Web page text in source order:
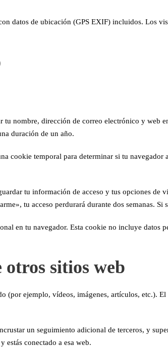
datos de ubicación (GPS EXIF) incluidos. Los
tu nombre, dirección de correo electrónico y web
duración de un año.
cookie temporal para determinar si tu
tu información de acceso y tus opciones
tu acceso perdurará durante dos semanas. Si
en tu navegador. Esta cookie no incluye datos
sitios web
(por ejemplo, vídeos, imágenes, artículos, etc.).
un seguimiento adicional de terceros, y
estás conectado a esa web.